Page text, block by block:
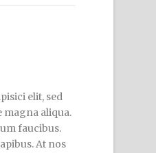
elit, sed
aliqua.
faucibus.
At nos